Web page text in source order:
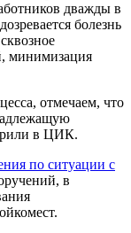
дважды в
болезнь
минимизация
отмечаем, что
в ЦИК.
по ситуации с
в